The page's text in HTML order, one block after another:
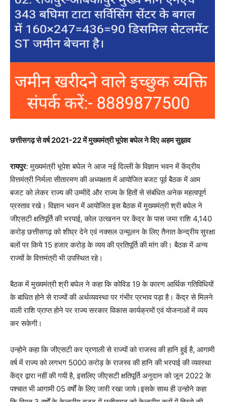
छत्तीसगढ़ से वर्ष 2021-22 में मुख्यमंत्री भूपेश बघेल ने दिए अहम सुझाव
रायपुर: मुख्यमंत्री भूपेश बघेल ने आज नई दिल्ली के विज्ञान भवन में केंद्रीय
वित्तमंत्री निर्मला सीतारमण की अध्यक्षता में आयोजित बजट पूर्व बैठक में आम
बजट को लेकर राज्य की उम्मीदें और राज्य के हितों से संबंधित अनेक महत्वपूर्ण
प्रस्ताव रखे। विज्ञान भवन में आयोजित इस बैठक में मुख्यमंत्री श्री बघेल ने
जीएसटी क्षतिपूर्ति की भरपाई, कोल उत्खनन पर केंद्र के पास जमा राशि 4,140
करोड़ छत्तीसगढ़ को शीघ्र देने एवं नक्सल उन्मूलन के लिए तैनात केन्द्रीय सुरक्षा
बलों पर किये 15 हजार करोड़ के व्यय की प्रतिपूर्ति की मांग की। बैठक में अन्य
राज्यों के वित्तमंत्री भी उपस्थित रहे।
बैठक में मुख्यमंत्री श्री बघेल ने कहा कि कोविड 19 के कारण आर्थिक गतिविधियों
के बाधित होने से राज्यों की अर्थव्यवस्था पर गंभीर प्रभाव पड़ा है। केंद्र से मिलने
वाली राशि प्राप्त होने पर राज्य सरकार विकास कार्यक्रमों एवं योजनाओं में व्यय
कर सकेगी।
उन्होने कहा कि जीएसटी कर प्रणाली से राज्यों को राजस्व की हानि हुई है, आगामी
वर्ष में राज्य को लगभग 5000 करोड़ के राजस्व की हानि की भरपाई की व्यवस्था
केंद्र द्वारा नहीं की गयी है, इसलिए जीएसटी क्षतिपूर्ति अनुदान को जून 2022 के
पश्चात भी आगामी 05 वर्षों के लिए जारी रखा जाये।इसके साथ ही उन्होने कहा